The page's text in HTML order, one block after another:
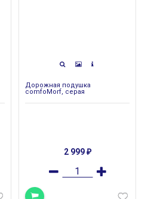
Дорожная подушка
comfoMorf, серая
2 999 ₽